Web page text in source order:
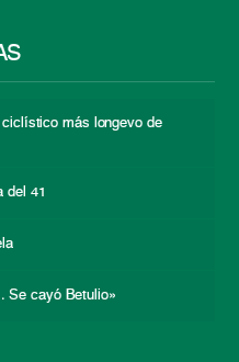
más longevo de
del 41
Se cayó Betulio»